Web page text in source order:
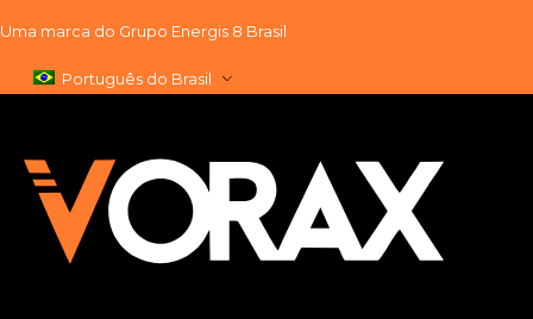
para
Uma marca do Grupo Energis 8 Brasil
Português do Brasil